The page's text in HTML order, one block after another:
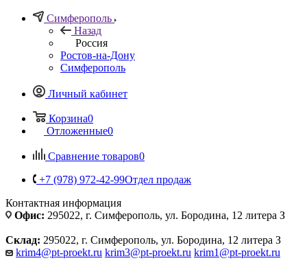
Симферополь
Назад
Россия
Ростов-на-Дону
Симферополь
Личный кабинет
Корзина0
Отложенные0
Сравнение товаров0
+7 (978) 972-42-99Отдел продаж
Контактная информация
Офис: 295022, г. Симферополь, ул. Бородина, 12 литера З
Склад: 295022, г. Симферополь, ул. Бородина, 12 литера З
krim4@pt-proekt.ru krim3@pt-proekt.ru krim1@pt-proekt.ru